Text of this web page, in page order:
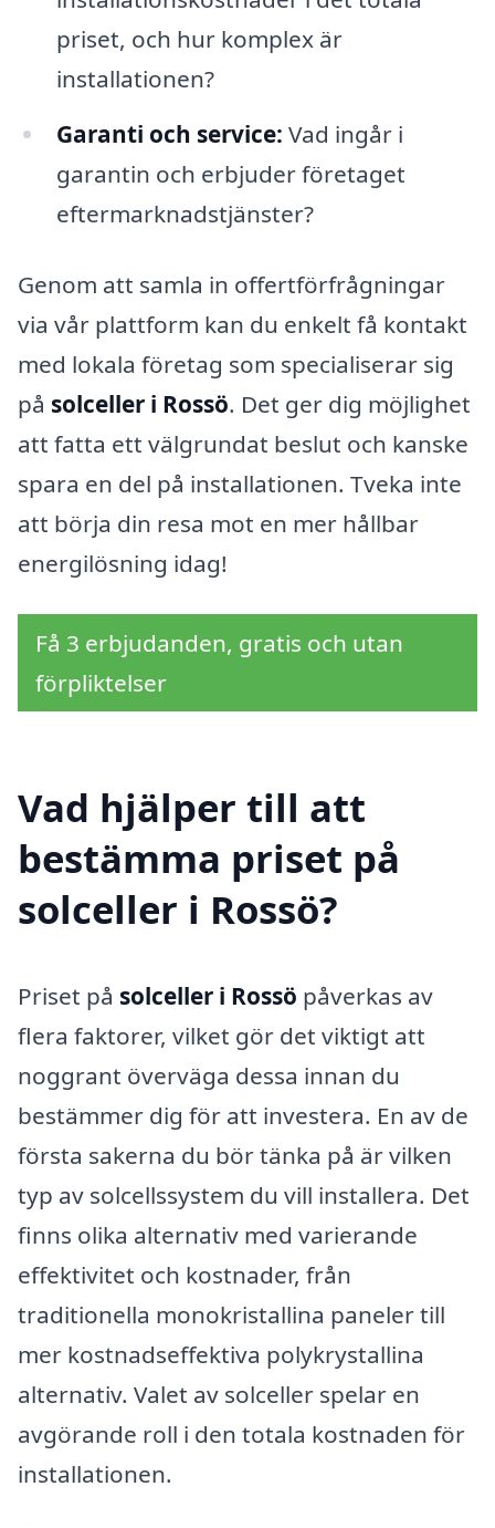
priset, och hur komplex är
installationen?
Garanti och service: Vad ingår i
garantin och erbjuder företaget
eftermarknadstjänster?
Genom att samla in offertförfrågningar
via vår plattform kan du enkelt få kontakt
med lokala företag som specialiserar sig
på solceller i Rossö. Det ger dig möjlighet
att fatta ett välgrundat beslut och kanske
spara en del på installationen. Tveka inte
att börja din resa mot en mer hållbar
energilösning idag!
Få 3 erbjudanden, gratis och utan
förpliktelser
Vad hjälper till att
bestämma priset på
solceller i Rossö?
Priset på solceller i Rossö påverkas av
flera faktorer, vilket gör det viktigt att
noggrant överväga dessa innan du
bestämmer dig för att investera. En av de
första sakerna du bör tänka på är vilken
typ av solcellssystem du vill installera. Det
finns olika alternativ med varierande
effektivitet och kostnader, från
traditionella monokristallina paneler till
mer kostnadseffektiva polykrystallina
alternativ. Valet av solceller spelar en
avgörande roll i den totala kostnaden för
installationen.